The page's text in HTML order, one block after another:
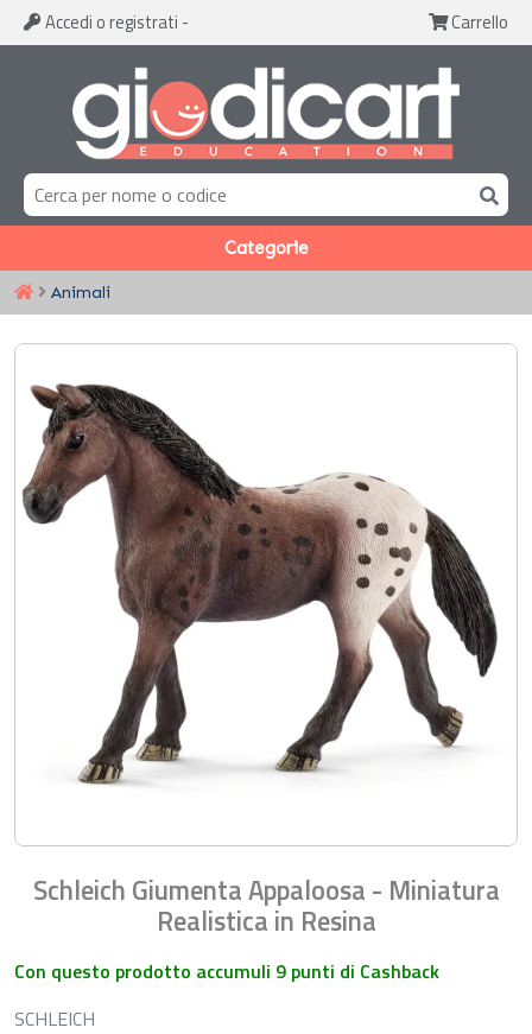
Accedi o registrati - Carrello
Categorie
Animali
Schleich Giumenta Appaloosa - Miniatura
Realistica in Resina
Con questo prodotto accumuli 9 punti di Cashback
SCHLEICH